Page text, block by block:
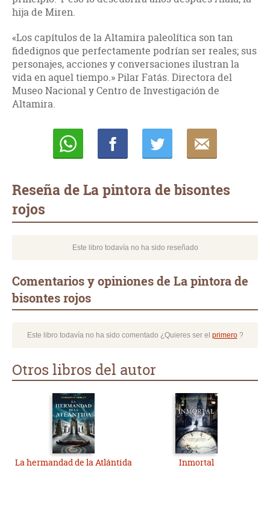
hija de Miren.
«Los capítulos de la Altamira paleolítica son tan
fidedignos que perfectamente podrían ser reales; sus
personajes, acciones y conversaciones ilustran la
vida en aquel tiempo.» Pilar Fatás. Directora del
Museo Nacional y Centro de Investigación de
Altamira.
Reseña de La pintora de bisontes
rojos
Este libro todavía no ha sido reseñado
Comentarios y opiniones de La pintora de
bisontes rojos
Este libro todavía no ha sido comentado ¿Quieres ser el primero?
Otros libros del autor
La hermandad de la Atlántida Inmortal